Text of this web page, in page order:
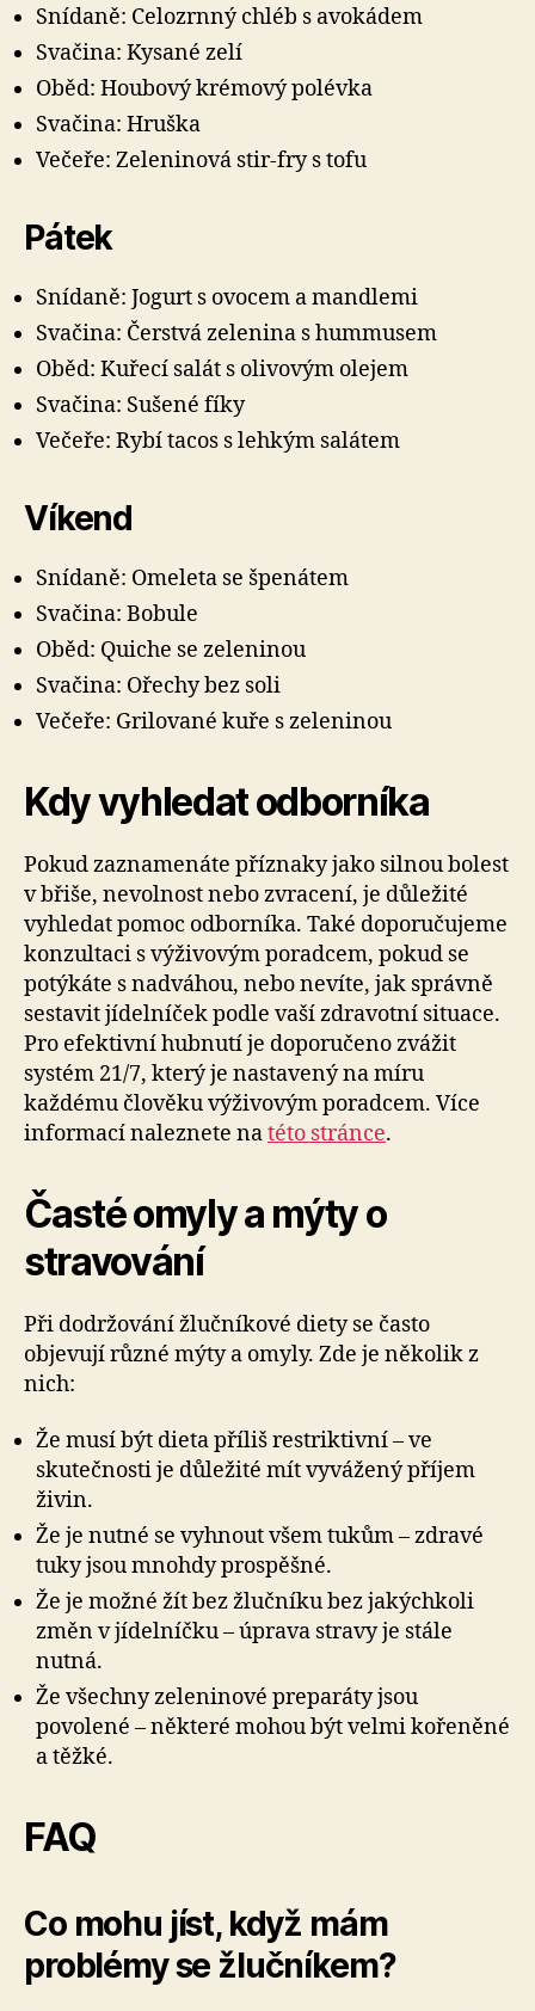
Snídaně: Celozrnný chléb s avokádem
Svačina: Kysané zelí
Oběd: Houbový krémový polévka
Svačina: Hruška
Večeře: Zeleninová stir-fry s tofu
Pátek
Snídaně: Jogurt s ovocem a mandlemi
Svačina: Čerstvá zelenina s hummusem
Oběd: Kuřecí salát s olivovým olejem
Svačina: Sušené fíky
Večeře: Rybí tacos s lehkým salátem
Víkend
Snídaně: Omeleta se špenátem
Svačina: Bobule
Oběd: Quiche se zeleninou
Svačina: Ořechy bez soli
Večeře: Grilované kuře s zeleninou
Kdy vyhledat odborníka
Pokud zaznamenáte příznaky jako silnou bolest
v břiše, nevolnost nebo zvracení, je důležité
vyhledat pomoc odborníka. Také doporučujeme
konzultaci s výživovým poradcem, pokud se
potýkáte s nadváhou, nebo nevíte, jak správně
sestavit jídelníček podle vaší zdravotní situace.
Pro efektivní hubnutí je doporučeno zvážit
systém 21/7, který je nastavený na míru
každému člověku výživovým poradcem. Více
informací naleznete natéto stránce.
Časté omyly a mýty o
stravování
Při dodržování žlučníkové diety se často
objevují různé mýty a omyly. Zde je několik z
nich:
Že musí být dieta příliš restriktivní – ve
skutečnosti je důležité mít vyvážený příjem
živin.
Že je nutné se vyhnout všem tukům – zdravé
tuky jsou mnohdy prospěšné.
Že je možné žít bez žlučníku bez jakýchkoli
změn v jídelníčku – úprava stravy je stále
nutná.
Že všechny zeleninové preparáty jsou
povolené – některé mohou být velmi kořeněné
a těžké.
FAQ
Co mohu jíst, když mám
problémy se žlučníkem?